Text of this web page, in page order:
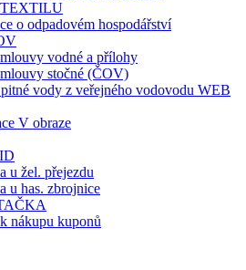
o odpadovém hospodářství
vodné a přílohy
stočné (ČOV)
vody z veřejného vodovodu WEB
V obraze
u žel. přejezdu
u has. zbrojnice
nákupu kuponů